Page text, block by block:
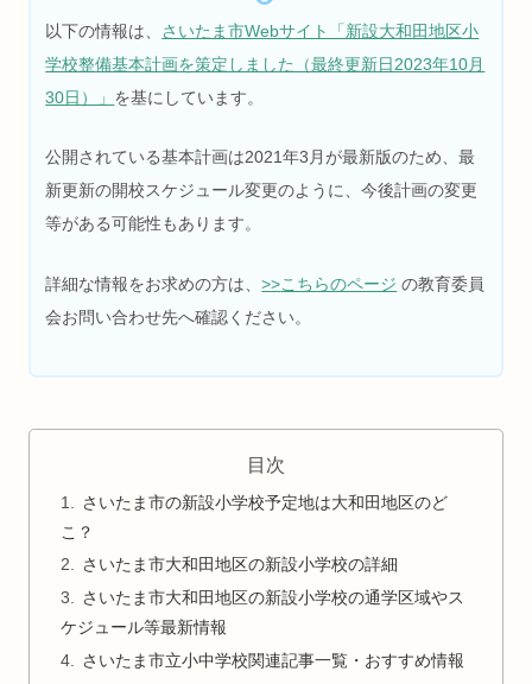
以下の情報は、
さいたま市Webサイト「新設大和田地区小
学校整備基本計画を策定しました（最終更新日2023年10月
30日）」 を基にしています。
公開されている基本計画は2021年3月が最新版のため、最
新更新の開校スケジュール変更のように、今後計画の変更
等がある可能性もあります。
詳細な情報をお求めの方は、>>こちらのページ の教育委員
会お問い合わせ先へ確認ください。
目次
さいたま市の新設小学校予定地は大和田地区のど
こ？
さいたま市大和田地区の新設小学校の詳細
さいたま市大和田地区の新設小学校の通学区域やス
ケジュール等最新情報
さいたま市立小中学校関連記事一覧・おすすめ情報